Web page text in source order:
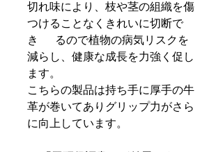
切れ味により、枝や茎の組織を傷
つけることなくきれいに切断で
き るので植物の病気リスクを
減らし、健康な成長を力強く促し
ます。
こちらの製品は持ち手に厚手の牛
革が巻いてありグリップ力がさら
に向上しています。